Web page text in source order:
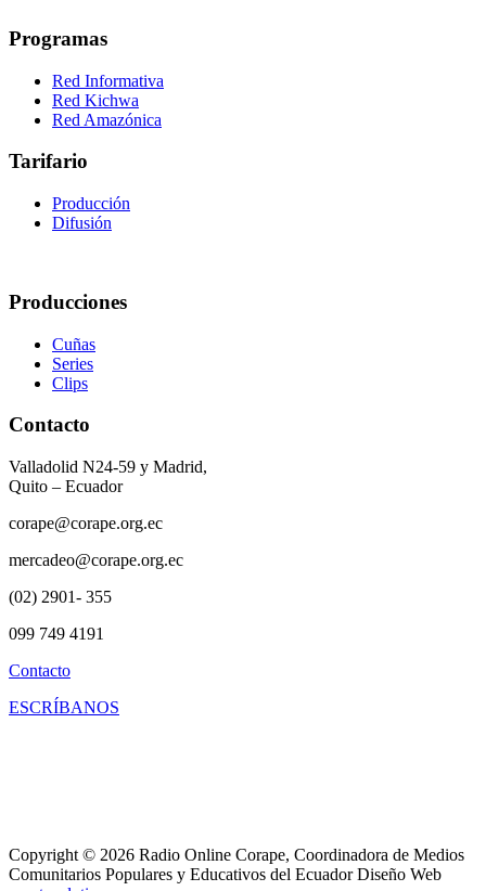
Programas
Red Informativa
Red Kichwa
Red Amazónica
Tarifario
Producción
Difusión
Producciones
Cuñas
Series
Clips
Contacto
Valladolid N24-59 y Madrid,
Quito – Ecuador
corape@corape.org.ec
mercadeo@corape.org.ec
(02) 2901- 355
099 749 4191
Contacto
ESCRÍBANOS
Copyright © 2026 Radio Online Corape, Coordinadora de Medios
Comunitarios Populares y Educativos del Ecuador Diseño Web